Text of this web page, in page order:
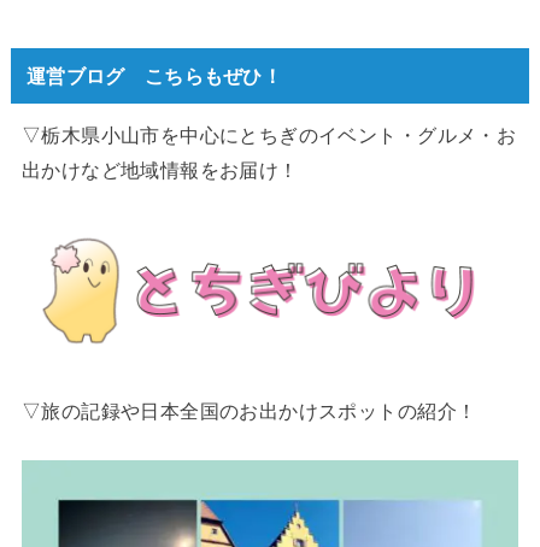
運営ブログ こちらもぜひ！
▽栃木県小山市を中心にとちぎのイベント・グルメ・お
出かけなど地域情報をお届け！
▽旅の記録や日本全国のお出かけスポットの紹介！